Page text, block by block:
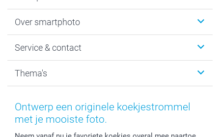
Fotoboeken
Fotocadeaus
Kaarten
Over smartphoto
Vacatures
Bestelproces
Herroepingsrecht
Privacy
Service & contact
Tevredenheidsgarantie
Mijn orderstatus
smartbonus
Thema's
Baby
Moederdag
Ontwerp een originele koekjestrommel
met je mooiste foto.